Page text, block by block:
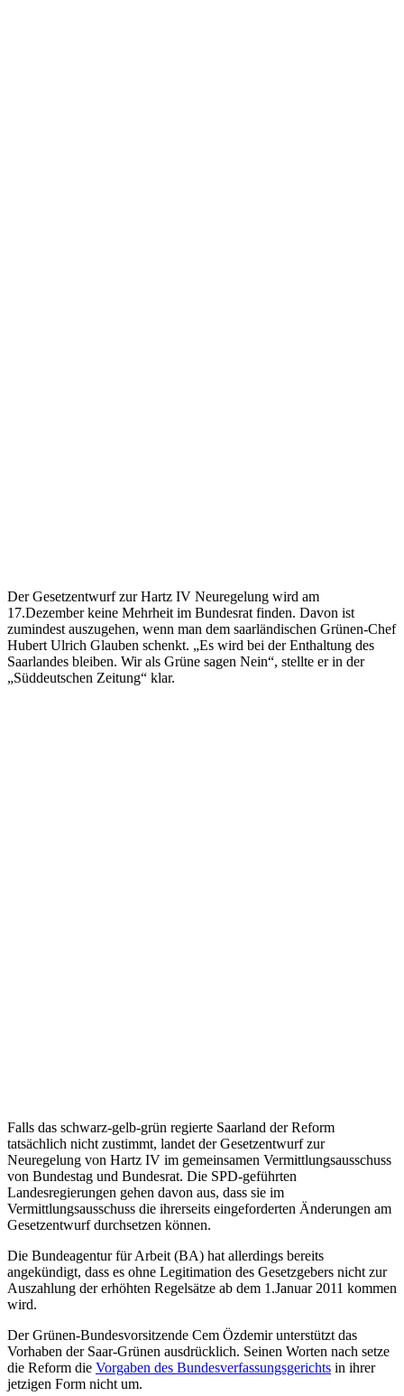
Der Gesetzentwurf zur Hartz IV Neuregelung wird am
17.Dezember keine Mehrheit im Bundesrat finden. Davon ist
zumindest auszugehen, wenn man dem saarländischen Grünen-Chef
Hubert Ulrich Glauben schenkt. „Es wird bei der Enthaltung des
Saarlandes bleiben. Wir als Grüne sagen Nein“, stellte er in der
„Süddeutschen Zeitung“ klar.
Falls das schwarz-gelb-grün regierte Saarland der Reform
tatsächlich nicht zustimmt, landet der Gesetzentwurf zur
Neuregelung von Hartz IV im gemeinsamen Vermittlungsausschuss
von Bundestag und Bundesrat. Die SPD-geführten
Landesregierungen gehen davon aus, dass sie im
Vermittlungsausschuss die ihrerseits eingeforderten Änderungen am
Gesetzentwurf durchsetzen können.
Die Bundeagentur für Arbeit (BA) hat allerdings bereits
angekündigt, dass es ohne Legitimation des Gesetzgebers nicht zur
Auszahlung der erhöhten Regelsätze ab dem 1.Januar 2011 kommen
wird.
Der Grünen-Bundesvorsitzende Cem Özdemir unterstützt das
Vorhaben der Saar-Grünen ausdrücklich. Seinen Worten nach setze
die Reform die Vorgaben des Bundesverfassungsgerichts in ihrer
jetzigen Form nicht um.